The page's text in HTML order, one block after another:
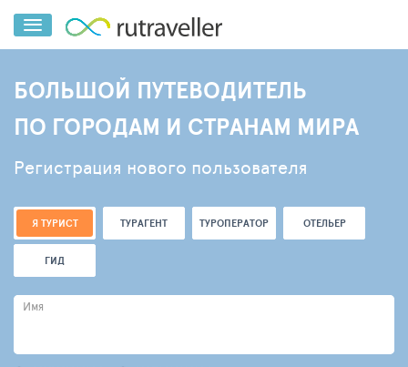
БОЛЬШОЙ ПУТЕВОДИТЕЛЬ
ПО ГОРОДАМ И СТРАНАМ МИРА
Регистрация нового пользователя
Я ТУРИСТ ТУРАГЕНТ ТУРОПЕРАТОР ОТЕЛЬЕР
ГИД
Имя